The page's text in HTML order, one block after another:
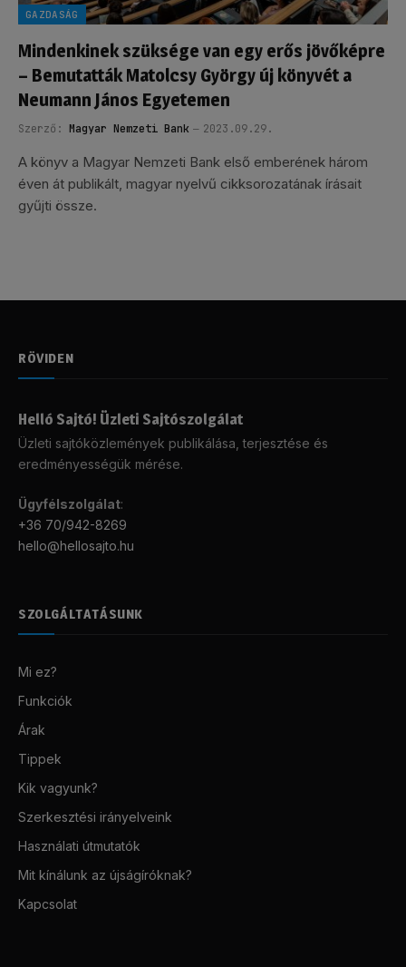
GAZDASÁG
Mindenkinek szüksége van egy erős jövőképre
– Bemutatták Matolcsy György új könyvét a
Neumann János Egyetemen
Szerző: Magyar Nemzeti Bank 2023.09.29.
A könyv a Magyar Nemzeti Bank első emberének három
éven át publikált, magyar nyelvű cikksorozatának írásait
gyűjti össze.
RÖVIDEN
Helló Sajtó! Üzleti Sajtószolgálat
Üzleti sajtóközlemények publikálása, terjesztése és
eredményességük mérése.
Ügyfélszolgálat:
+36 70/942-8269
hello@hellosajto.hu
SZOLGÁLTATÁSUNK
Mi ez?
Funkciók
Árak
Tippek
Kik vagyunk?
Szerkesztési irányelveink
Használati útmutatók
Mit kínálunk az újságíróknak?
Kapcsolat